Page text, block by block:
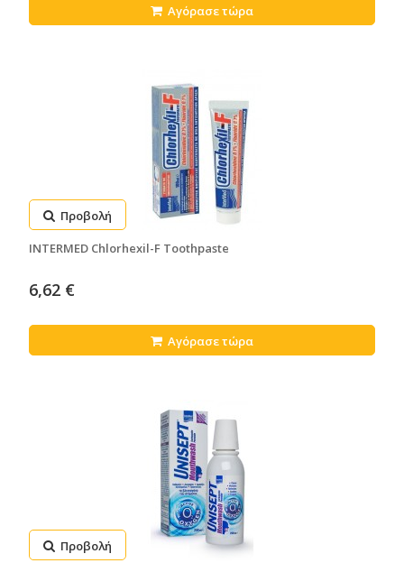
Αγόρασε τώρα
Προβολή
INTERMED Chlorhexil-F Toothpaste
6,62 €
Αγόρασε τώρα
Προβολή